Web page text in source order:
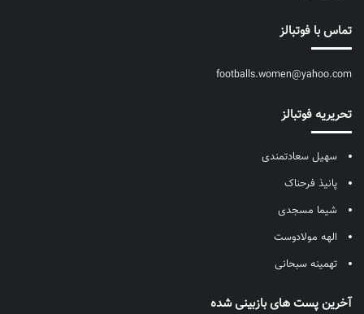
تماس با فوتبالز
footballs.women@yahoo.com
تحریریه فوتبالز
سهیل سعادتمندی
پانیذ فرحناک
شیما مسجدی
الهه مولادوست
تهمینه سبحانی
آخرین پست های بازبینی شده